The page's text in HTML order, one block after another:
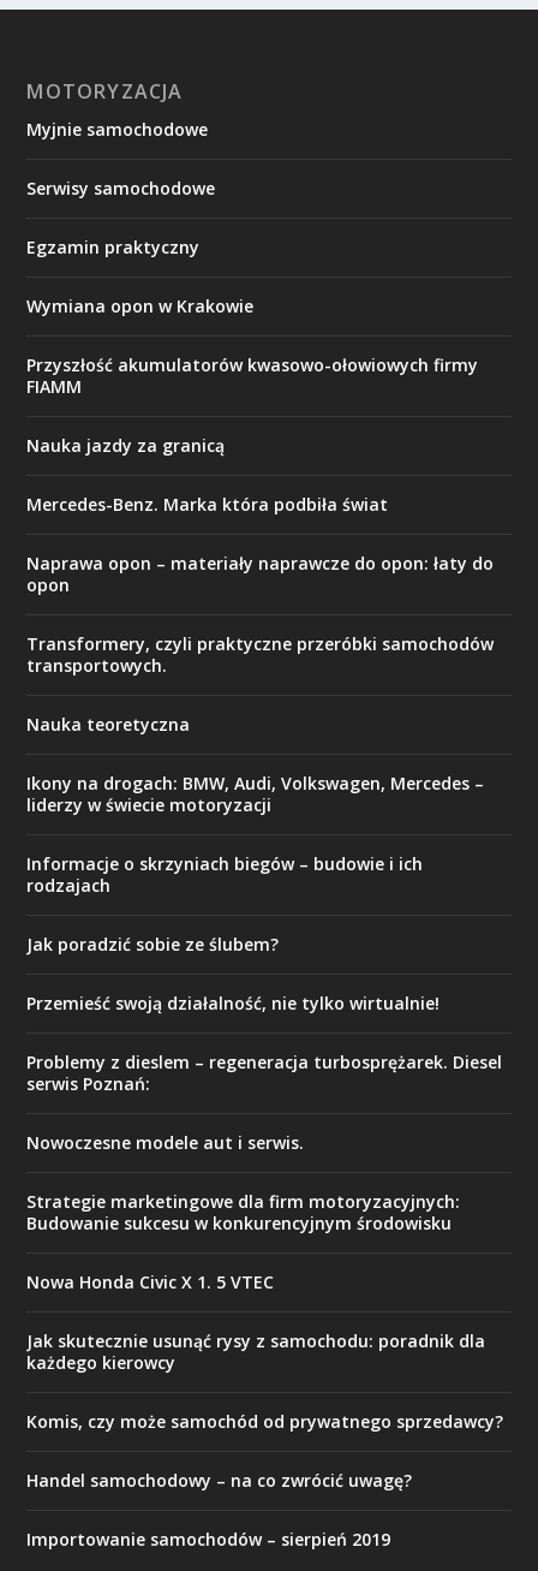
MOTORYZACJA
Myjnie samochodowe
Serwisy samochodowe
Egzamin praktyczny
Wymiana opon w Krakowie
Przyszłość akumulatorów kwasowo-ołowiowych firmy
FIAMM
Nauka jazdy za granicą
Mercedes-Benz. Marka która podbiła świat
Naprawa opon – materiały naprawcze do opon: łaty do
opon
Transformery, czyli praktyczne przeróbki samochodów
transportowych.
Nauka teoretyczna
Ikony na drogach: BMW, Audi, Volkswagen, Mercedes –
liderzy w świecie motoryzacji
Informacje o skrzyniach biegów – budowie i ich
rodzajach
Jak poradzić sobie ze ślubem?
Przemieść swoją działalność, nie tylko wirtualnie!
Problemy z dieslem – regeneracja turbosprężarek. Diesel
serwis Poznań:
Nowoczesne modele aut i serwis.
Strategie marketingowe dla firm motoryzacyjnych:
Budowanie sukcesu w konkurencyjnym środowisku
Nowa Honda Civic X 1. 5 VTEC
Jak skutecznie usunąć rysy z samochodu: poradnik dla
każdego kierowcy
Komis, czy może samochód od prywatnego sprzedawcy?
Handel samochodowy – na co zwrócić uwagę?
Importowanie samochodów – sierpień 2019